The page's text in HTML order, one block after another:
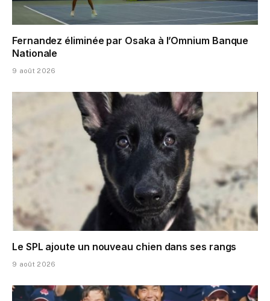
Fernandez éliminée par Osaka à l’Omnium Banque
Nationale
9 août 2026
Le SPL ajoute un nouveau chien dans ses rangs
9 août 2026